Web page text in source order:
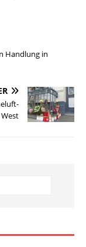
Handlung in
West